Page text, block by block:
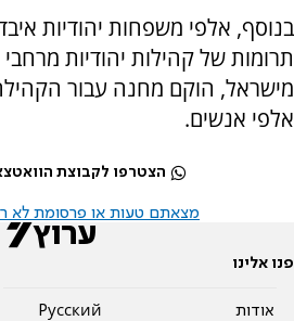
בנוסף, אלפי משפחות יהודיות
תרומות של קהילות יהודיות
מישראל, הוקם מחנה עבור
אלפי אנשים.
הצטרפו לקבוצת
מצאתם טעות או פרסומת לא
פנו אלינו
אודות
Pусский